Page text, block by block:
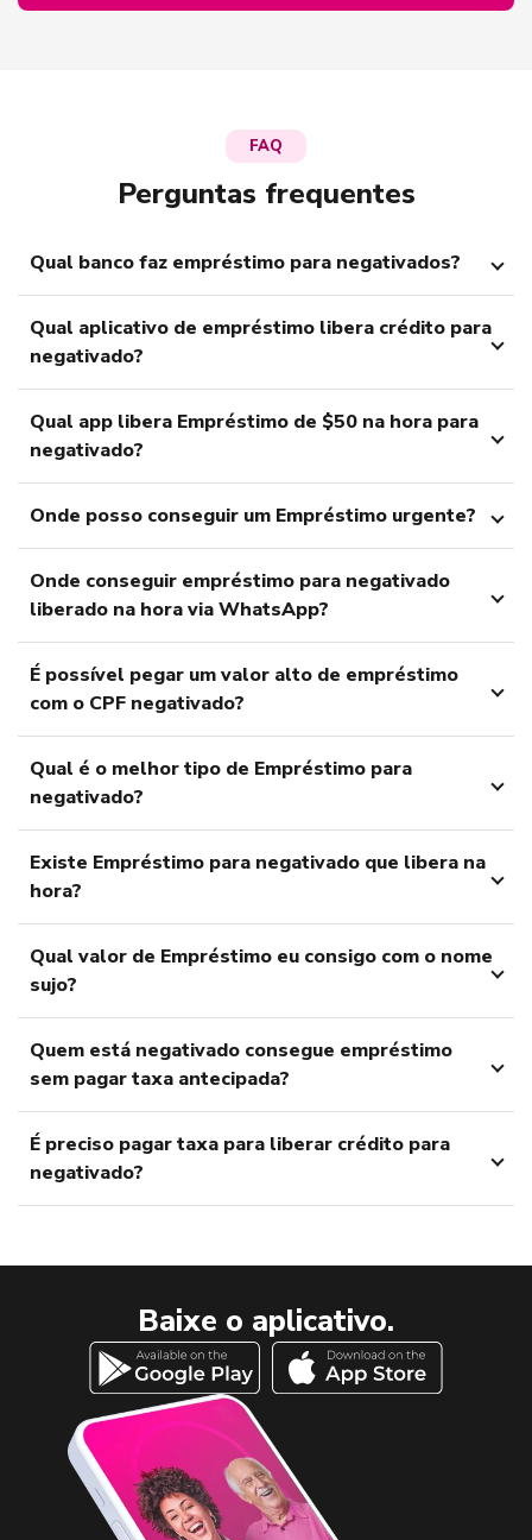
FAQ
Perguntas frequentes
Qual banco faz empréstimo para negativados?
Qual aplicativo de empréstimo libera crédito para
negativado?
Qual app libera Empréstimo de $50 na hora para
negativado?
Onde posso conseguir um Empréstimo urgente?
Onde conseguir empréstimo para negativado
liberado na hora via WhatsApp?
É possível pegar um valor alto de empréstimo
com o CPF negativado?
Qual é o melhor tipo de Empréstimo para
negativado?
Existe Empréstimo para negativado que libera na
hora?
Qual valor de Empréstimo eu consigo com o nome
sujo?
Quem está negativado consegue empréstimo
sem pagar taxa antecipada?
É preciso pagar taxa para liberar crédito para
negativado?
Baixe o aplicativo.